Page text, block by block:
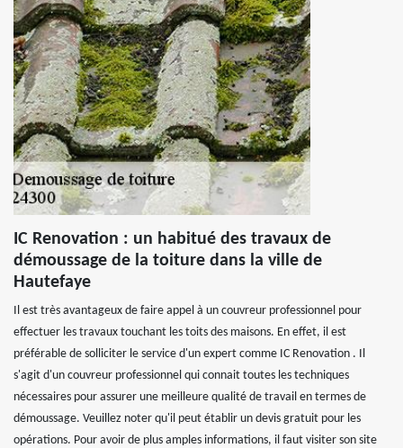
IC Renovation : un habitué des travaux de
démoussage de la toiture dans la ville de
Hautefaye
Il est très avantageux de faire appel à un couvreur professionnel pour
effectuer les travaux touchant les toits des maisons. En effet, il est
préférable de solliciter le service d'un expert comme IC Renovation . Il
s'agit d'un couvreur professionnel qui connait toutes les techniques
nécessaires pour assurer une meilleure qualité de travail en termes de
démoussage. Veuillez noter qu'il peut établir un devis gratuit pour les
opérations. Pour avoir de plus amples informations, il faut visiter son site